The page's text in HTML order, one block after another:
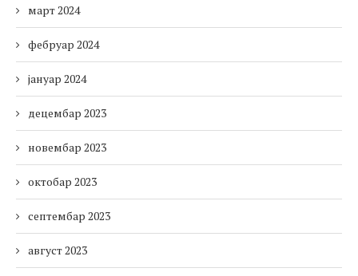
март 2024
фебруар 2024
јануар 2024
децембар 2023
новембар 2023
октобар 2023
септембар 2023
август 2023